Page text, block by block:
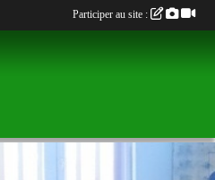
Participer au site :